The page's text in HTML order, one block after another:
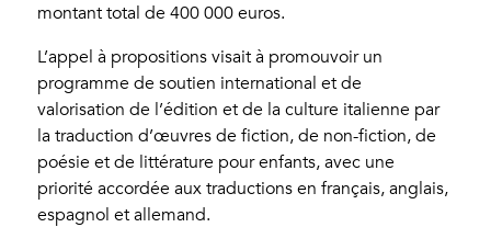
montant total de 400 000 euros.
L’appel à propositions visait à promouvoir un
programme de soutien international et de
valorisation de l’édition et de la culture italienne par
la traduction d’œuvres de fiction, de non-fiction, de
poésie et de littérature pour enfants, avec une
priorité accordée aux traductions en français, anglais,
espagnol et allemand.